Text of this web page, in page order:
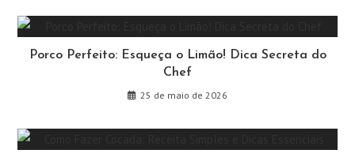
Porco Perfeito: Esqueça o Limão! Dica Secreta do
Chef
25 de maio de 2026